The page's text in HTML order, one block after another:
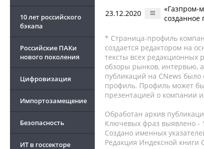
10 лет российского
бэкапа
Российские ПАКи
нового поколения
Цифровизация
Импортозамещение
Безопасность
ИТ в госсекторе
23.12.2020
«Газпром-
созданное
* Страница-профиль
создается редактором на
тексты всех редакционных
обзоры рынков, интервью,
публикаций на CNews
профиль. Профиль может
презентацией о компании
Обработан архив
Ключевых фраз выявлено -
Создано именных
Редакция Индексной книги